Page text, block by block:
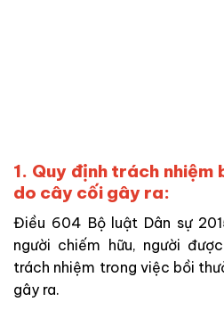
1. Quy định trách
do cây cối gây ra:
Điều 604 Bộ luật Dân sự
người chiếm hữu, người
trách nhiệm trong việc bồi
gây ra.